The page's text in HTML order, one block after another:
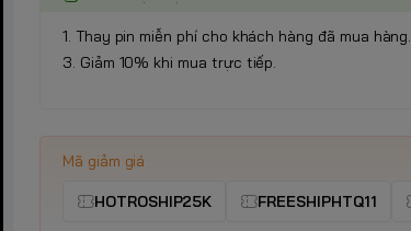
1. Thay pin miễn phí cho khách hàng đã mua hàng.
3. Giảm 10% khi mua trực tiếp.
Mã giảm giá
HOTROSHIP25K FREESHIPHTQ11